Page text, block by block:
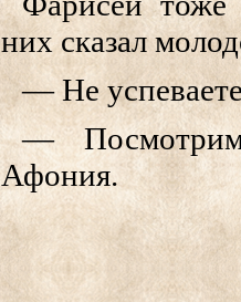
них сказал
— Не
—
Афония.